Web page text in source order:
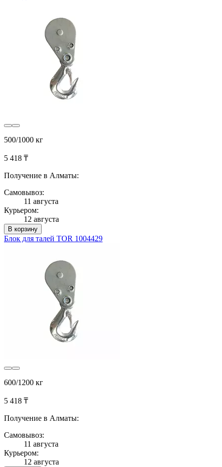
500/1000 кг
5 418 ₸
Получение в Алматы:
Самовывоз:
11 августа
Курьером:
12 августа
В корзину
Блок для талей TOR 1004429
600/1200 кг
5 418 ₸
Получение в Алматы:
Самовывоз:
11 августа
Курьером:
12 августа